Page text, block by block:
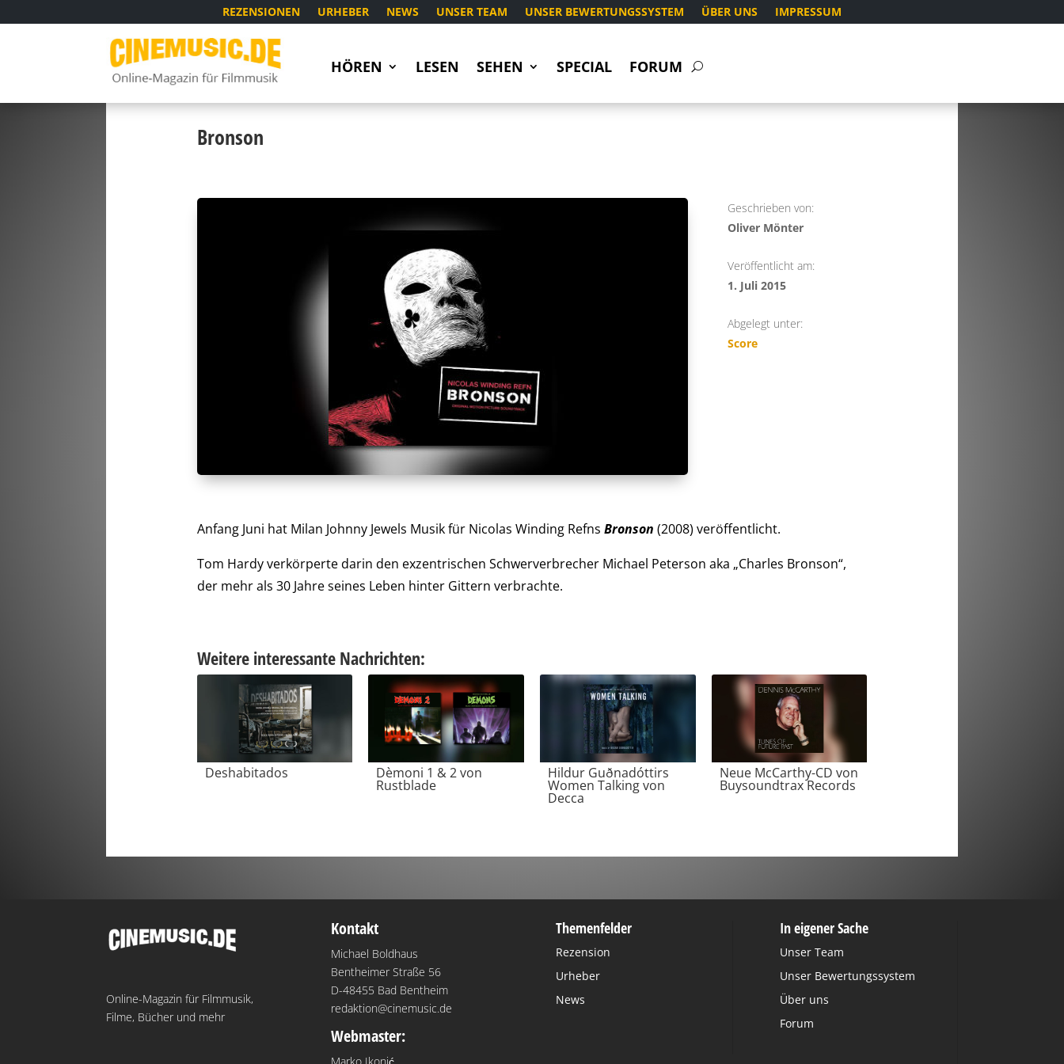
REZENSIONEN URHEBER NEWS UNSER TEAM UNSER BEWERTUNGSSYSTEM ÜBER UNS IMPRESSUM
HÖREN LESEN SEHEN SPECIAL FORUM
Bronson
Geschrieben von:
Oliver Mönter
Veröffentlicht am:
1. Juli 2015
Abgelegt unter:
Score
Anfang Juni hat Milan Johnny Jewels Musik für Nicolas Winding Refns Bronson (2008) veröffentlicht.
Tom Hardy verkörperte darin den exzentrischen Schwerverbrecher Michael Peterson aka „Charles Bronson“,
der mehr als 30 Jahre seines Leben hinter Gittern verbrachte.
Weitere interessante Nachrichten:
Deshabitados Dèmoni 1 & 2 von
Rustblade
Hildur Guðnadóttirs
Women Talking von
Decca
Neue McCarthy-CD von
Buysoundtrax Records
Online-Magazin für Filmmusik,
Filme, Bücher und mehr
Kontakt
Michael Boldhaus
Bentheimer Straße 56
D-48455 Bad Bentheim
redaktion@cinemusic.de
Webmaster:
Themenfelder
Rezension
Urheber
News
In eigener Sache
Unser Team
Unser Bewertungssystem
Über uns
Forum